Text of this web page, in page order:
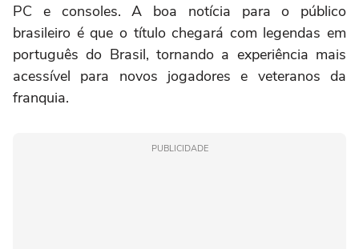
PC e consoles. A boa notícia para o público
brasileiro é que o título chegará com legendas em
português do Brasil, tornando a experiência mais
acessível para novos jogadores e veteranos da
franquia.
PUBLICIDADE